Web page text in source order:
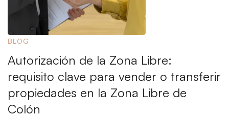
BLOG
Autorización de la Zona Libre:
requisito clave para vender o transferir
propiedades en la Zona Libre de
Colón